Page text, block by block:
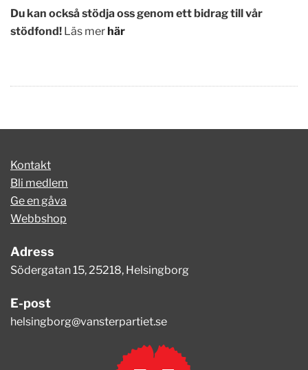
Du kan också stödja oss genom ett bidrag till vår
stödfond! Läs merhär
Kontakt
Bli medlem
Ge en gåva
Webbshop
Adress
Södergatan 15, 25218, Helsingborg
E-post
helsingborg@vansterpartiet.se